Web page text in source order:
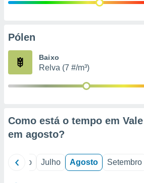
e
de
Pólen
Baixo
Relva (7 #/m³)
Como está o tempo em
em agosto?
Junho Julho Agosto Setembro